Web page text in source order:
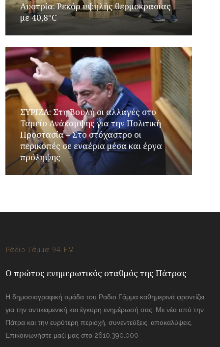
Αυστρία: Ρεκόρ υψηλής θερμοκρασίας
με 40,8°C
ΣΥΡΙΖΑ: Στη Βουλή οι αλλαγές στο
Ταμείο Ανάκαμψης για την Πολιτική
Προστασία – Στο στόχαστρο οι
περικοπές σε εναέρια μέσα και έργα
πρόληψης
Ράδιο Γάμμα 94 FM
Ο πρώτος ενημερωτικός σταθμός της Πάτρας
Η δημοσιογραφική ομάδα του Ραδιο Γάμμα καθημερινά φροντίζει
για την αντικειμενική και έγκυρη ενημέρωσή σας. Με νέα από την
Πάτρα και την ευρύτερη περιοχή, συνεντεύξεις, αποκαλύψεις.
Επικοινωνήστε μαζί μας στο 2610.390.000